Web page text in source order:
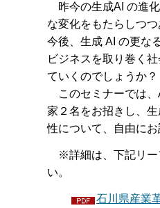
昨今の生成AI の進
な変化をもたらしつつ
今後、生成 AI の更な
ビジネスを取り巻く
ていくのでしょうか？
このセミナーでは、
家２名をお招きし、
性について、自由にお
※詳細は、下記リー
い。
石川県産業